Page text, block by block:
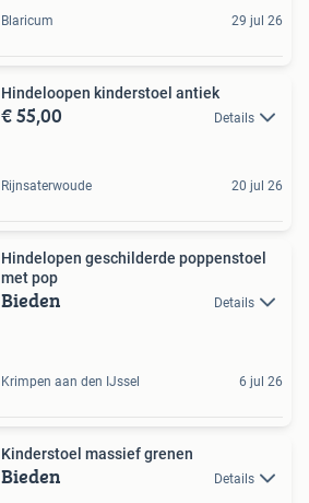
Blaricum 29 jul 26
Hindeloopen kinderstoel antiek
€ 55,00 Details
Rijnsaterwoude 20 jul 26
Hindelopen geschilderde poppenstoel
met pop
Bieden Details
Krimpen aan den IJssel 6 jul 26
Kinderstoel massief grenen
Bieden Details